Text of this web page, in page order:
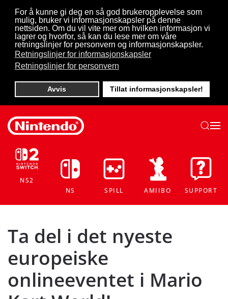
For å kunne gi deg en så god brukeropplevelse som
mulig, bruker vi informasjonskapsler på denne
nettsiden. Om du vil vite mer om hvilken informasjon vi
lagrer og hvorfor, så kan du lese mer om våre
retningslinjer for personvern og informasjonskapsler.
Retningslinjer for informasjonskapsler
Retningslinjer for personvern
Avvis Tillat informasjonskapsler!
Skip to main content
NS2
NS
SPILL AMIIBO SUPPORT
Ta del i det nyeste
europeiske
onlineeventet i Mario